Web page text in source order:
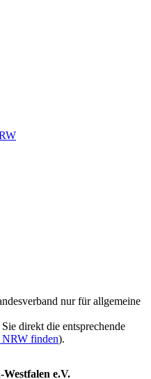
nur für allgemeine
direkt die entsprechende
NRW finden).
e.V.